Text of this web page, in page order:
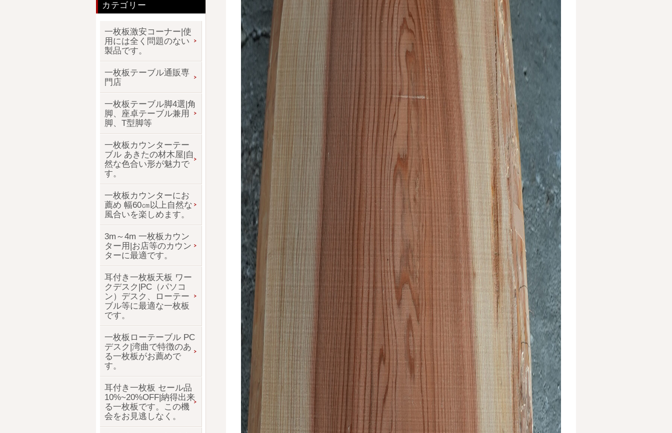
カテゴリー
一枚板激安コーナー|使
用には全く問題のない
製品です。
一枚板テーブル通販専
門店
一枚板テーブル脚4選|角
脚、座卓テーブル兼用
脚、T型脚等
一枚板カウンターテー
ブル あきたの材木屋|自
然な色合い形が魅力で
す。
一枚板カウンターにお
薦め 幅60㎝以上自然な
風合いを楽しめます。
3m～4m 一枚板カウン
ター用|お店等のカウン
ターに最適です。
耳付き一枚板天板 ワー
クデスク|PC（パソコ
ン）デスク、ローテー
ブル等に最適な一枚板
です。
一枚板ローテーブル PC
デスク|湾曲で特徴のあ
る一枚板がお薦めで
す。
耳付き一枚板 セール品
10%~20%OFF|納得出来
る一枚板です。この機
会をお見逃しなく。